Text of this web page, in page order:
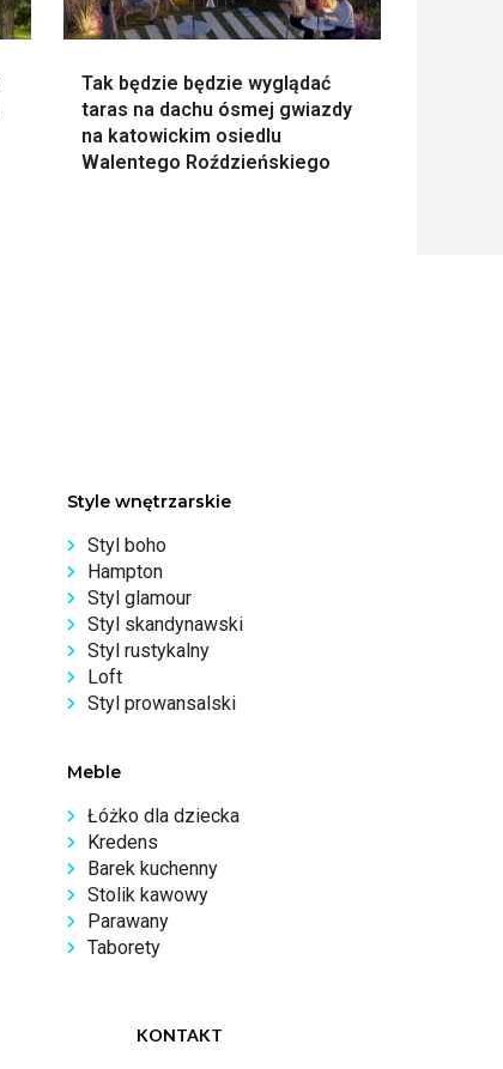
Tak będzie będzie wyglądać
taras na dachu ósmej gwiazdy
na katowickim osiedlu
Walentego Roździeńskiego
Style wnętrzarskie
Styl boho
Hampton
Styl glamour
Styl skandynawski
Styl rustykalny
Loft
Styl prowansalski
Meble
Łóżko dla dziecka
Kredens
Barek kuchenny
Stolik kawowy
Parawany
Taborety
KONTAKT